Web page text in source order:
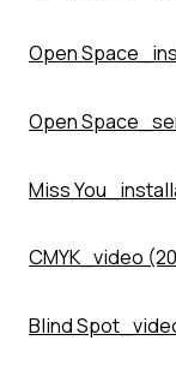
Open
Open
Miss
CMYK_video
Blind